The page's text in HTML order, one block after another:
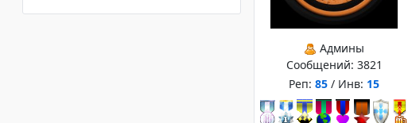
Админы
Сообщений: 3821
Реп: 85 / Инв: 15